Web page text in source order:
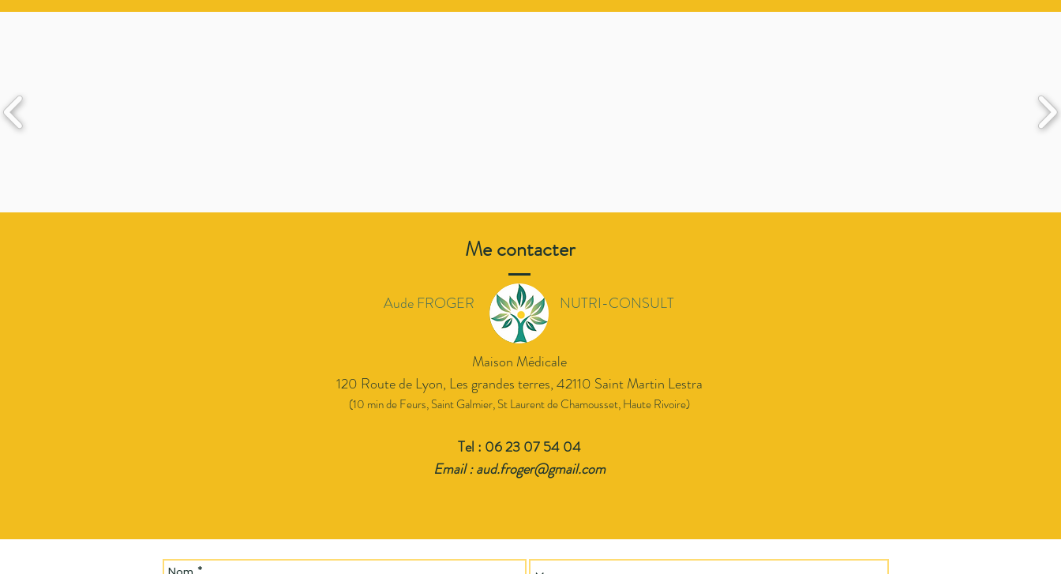
Me contacter
Aude FROGER NUTRI-CONSULT
Maison Médicale
120 Route de Lyon, Les grandes terres, 42110 Saint Martin Lestra
(10 min de Feurs, Saint Galmier, St Laurent de Chamousset, Haute Rivoire)
Tel : 06 23 07 54 04
Email :aud.froger@gmail.com